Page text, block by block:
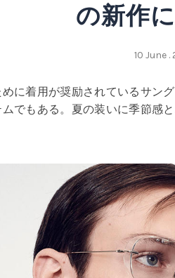
の新作
10 June .
に着用が奨励されているサン
でもある。夏の装いに季節感